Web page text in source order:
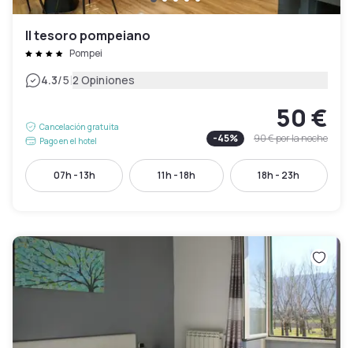
Il tesoro pompeiano
Pompei
4.3/5|2 Opiniones
Cancelación gratuita
Pago en el hotel
50 €
-45% 90 €por la noche
07h - 13h 11h - 18h 18h - 23h